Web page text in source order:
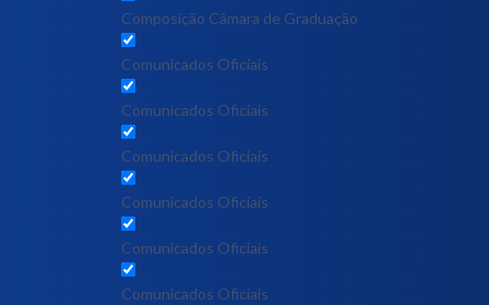
Composição Câmara de Graduação
Comunicados Oficiais
Comunicados Oficiais
Comunicados Oficiais
Comunicados Oficiais
Comunicados Oficiais
Comunicados Oficiais